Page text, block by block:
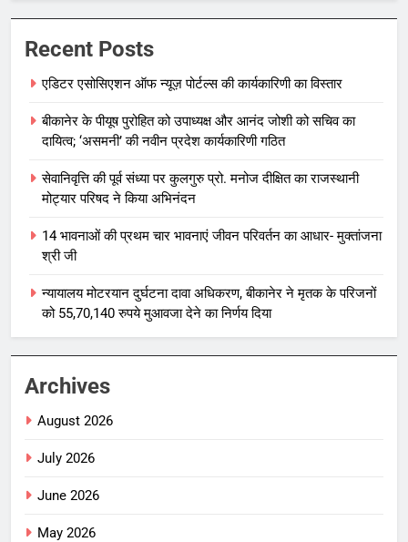
Recent Posts
एडिटर एसोसिएशन ऑफ न्यूज़ पोर्टल्स की कार्यकारिणी का विस्तार
बीकानेर के पीयूष पुरोहित को उपाध्यक्ष और आनंद जोशी को सचिव का
दायित्व; ‘असमनी’ की नवीन प्रदेश कार्यकारिणी गठित
सेवानिवृत्ति की पूर्व संध्या पर कुलगुरु प्रो. मनोज दीक्षित का राजस्थानी
मोट्यार परिषद ने किया अभिनंदन
14 भावनाओं की प्रथम चार भावनाएं जीवन परिवर्तन का आधार- मुक्तांजना
श्री जी
न्यायालय मोटरयान दुर्घटना दावा अधिकरण, बीकानेर ने मृतक के परिजनों
को 55,70,140 रुपये मुआवजा देने का निर्णय दिया
Archives
August 2026
July 2026
June 2026
May 2026